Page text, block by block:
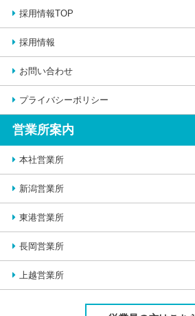
採用情報TOP
採用情報
お問い合わせ
プライバシーポリシー
営業所案内
本社営業所
新潟営業所
東港営業所
長岡営業所
上越営業所